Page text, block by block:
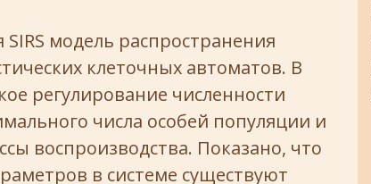
модель распространения
клеточных автоматов. В
регулирование численности
числа особей популяции и
воспроизводства. Показано, что
в системе существуют